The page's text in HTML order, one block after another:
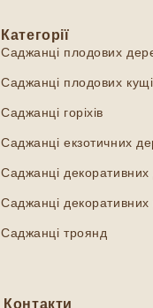
Категорії
Саджанці плодових
Саджанці плодових
Саджанці горіхів
Саджанці екзотичних
Саджанці
Саджанці декоративних
Саджанці троянд
Контакти